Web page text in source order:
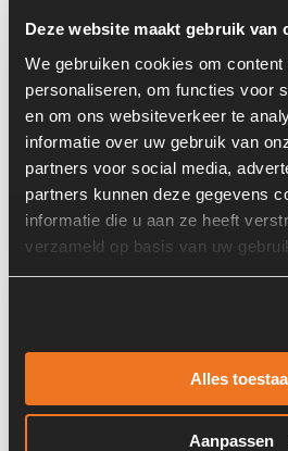
Deze website maakt gebruik van
We gebruiken cookies om
personaliseren, om functies voor
en om ons websiteverkeer te
informatie over uw gebruik van
partners voor social media,
partners kunnen deze gegevens
informatie die u aan ze heeft
verzameld op basis van uw
Alles
Aanpassen
Informatie
Locatie:
Past op de volgende machines:
Land:
Type 2: 1899.011.0000